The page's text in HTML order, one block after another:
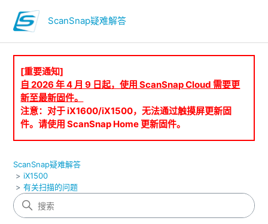
ScanSnap疑难解答
[重要通知]
自 2026 年 4 月 9 日起，使用 ScanSnap Cloud 需要更
新至最新固件。
注意：对于 iX1600/iX1500，无法通过触摸屏更新固
件。请使用 ScanSnap Home 更新固件。
ScanSnap疑难解答
iX1500
有关扫描的问题